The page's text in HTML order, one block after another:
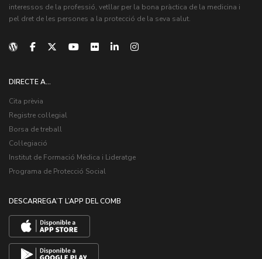
interessos de la professió, vetllar per la bona pràctica de la medicina i
pel dret de les persones a la protecció de la seva salut.
DIRECTE A...
Cita prèvia
Registre col·legial
Borsa de treball
Col·legiació
Institut de Formació Mèdica i Lideratge
Programa de Protecció Social
DESCARREGA’T L’APP DEL COMB